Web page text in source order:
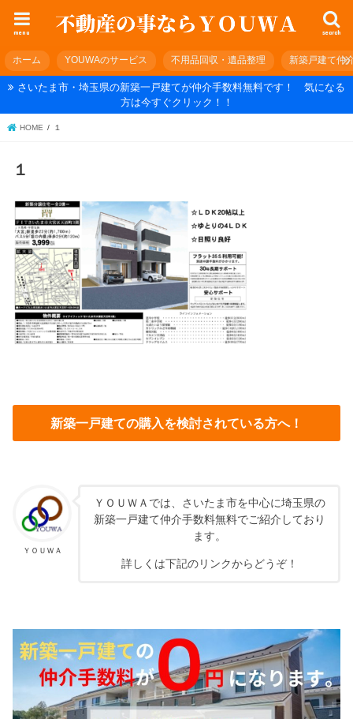
search
menu
ホーム YOUWAのサービス 不用品回収・遺品整理 新築戸建て仲
さいたま市・埼玉県の新築一戸建てが仲介手数料無料です！ 気になる
方は今すぐクリック！！
HOME １
１
新築一戸建ての購入を検討されている方へ！
ＹＯＵＷＡ
ＹＯＵＷＡでは、さいたま市を中心に埼玉県の
新築一戸建て仲介手数料無料でご紹介しており
ます。
詳しくは下記のリンクからどうぞ！